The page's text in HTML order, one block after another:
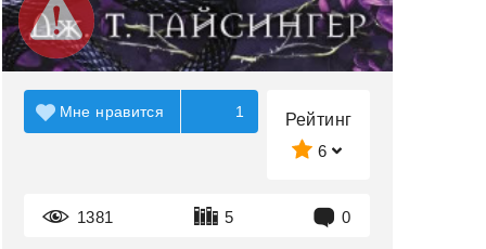
Рейтинг
6
1381 5 0
Мне нравится 1